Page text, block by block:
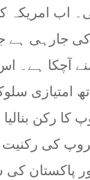
اب
جارہی
آچکا ہے۔
کا رکن بنالیا
کی رکنیت
کی